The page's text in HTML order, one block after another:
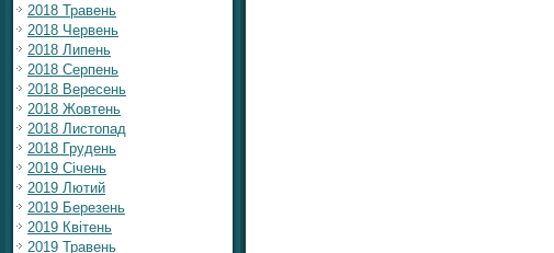
2018 Травень
2018 Червень
2018 Липень
2018 Серпень
2018 Вересень
2018 Жовтень
2018 Листопад
2018 Грудень
2019 Січень
2019 Лютий
2019 Березень
2019 Квітень
2019 Травень